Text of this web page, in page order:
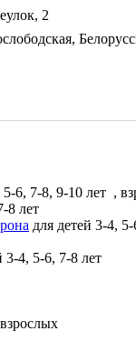
2
5-6, 7-8, 9-10 лет ,
8 лет
для детей 3-4,
3-4, 5-6, 7-8 лет